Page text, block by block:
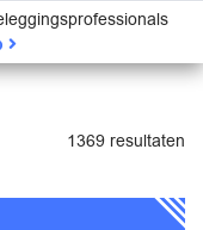
1369 resultaten